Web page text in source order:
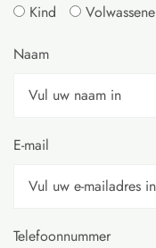
Kind
Volwassene
Naam
E-mail
Telefoonnummer